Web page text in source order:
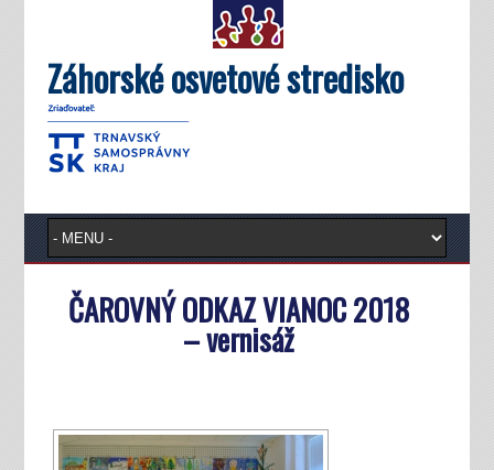
Záhorské osvetové stredisko
ČAROVNÝ ODKAZ VIANOC 2018
– vernisáž